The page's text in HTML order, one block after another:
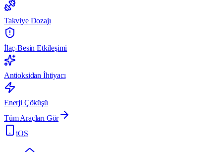
Takviye Dozajı
İlaç-Besin Etkileşimi
Antioksidan İhtiyacı
Enerji Çöküşü
Tüm Araçları Gör
iOS